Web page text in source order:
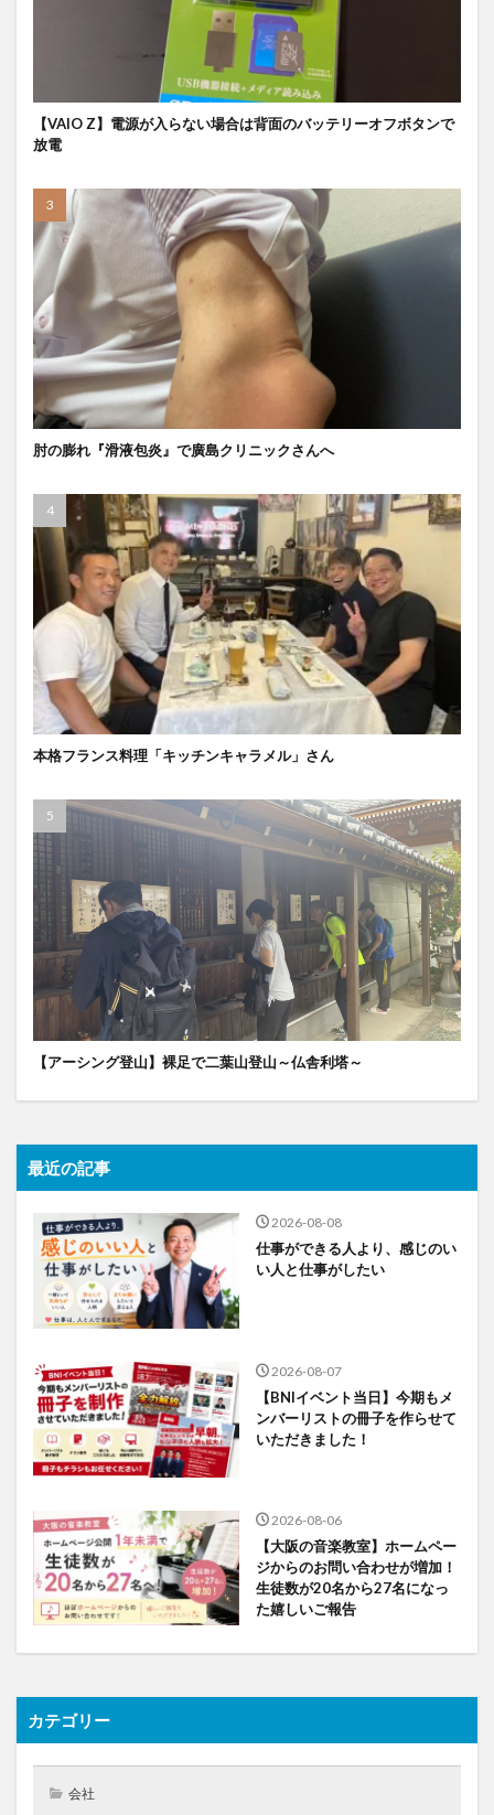
【VAIO Z】電源が入らない場合は背面のバッテリーオフボタンで
放電
肘の膨れ『滑液包炎』で廣島クリニックさんへ
本格フランス料理「キッチンキャラメル」さん
【アーシング登山】裸足で二葉山登山～仏舎利塔～
最近の記事
2026-08-08
仕事ができる人より、感じのい
い人と仕事がしたい
2026-08-07
【BNIイベント当日】今期もメ
ンバーリストの冊子を作らせて
いただきました！
2026-08-06
【大阪の音楽教室】ホームペー
ジからのお問い合わせが増加！
生徒数が20名から27名になっ
た嬉しいご報告
カテゴリー
会社